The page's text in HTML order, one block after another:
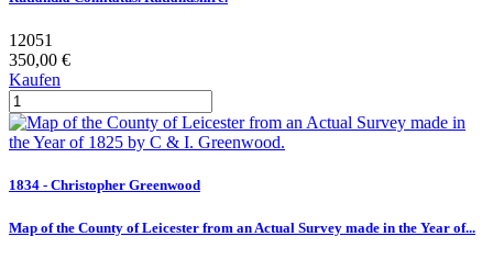
12051
350,00 €
Kaufen
1834 - Christopher Greenwood
Map of the County of Leicester from an Actual Survey made in the Year of...